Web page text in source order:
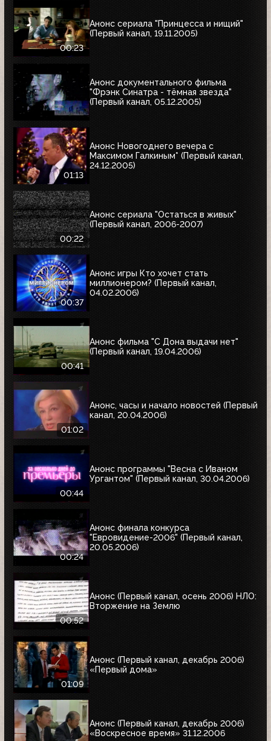
00:23
Анонс сериала "Принцесса и нищий"
(Первый канал, 19.11.2005)
Анонс документального фильма
"Фрэнк Синатра - тёмная звезда"
(Первый канал, 05.12.2005)
01:13
Анонс Новогоднего вечера с
Максимом Галкиным* (Первый канал,
24.12.2005)
00:22
Анонс сериала "Остаться в живых"
(Первый канал, 2006-2007)
00:37
Анонс игры Кто хочет стать
миллионером? (Первый канал,
04.02.2006)
00:41
Анонс фильма "С Дона выдачи нет"
(Первый канал, 19.04.2006)
01:02
Анонс, часы и начало новостей (Первый
канал, 20.04.2006)
00:44
Анонс программы "Весна с Иваном
Ургантом" (Первый канал, 30.04.2006)
00:24
Анонс финала конкурса
"Евровидение-2006" (Первый канал,
20.05.2006)
00:52
Анонс (Первый канал, осень 2006) НЛО:
Вторжение на Землю
01:09
Анонс (Первый канал, декабрь 2006)
«Первый дома»
Анонс (Первый канал, декабрь 2006)
«Воскресное время» 31.12.2006